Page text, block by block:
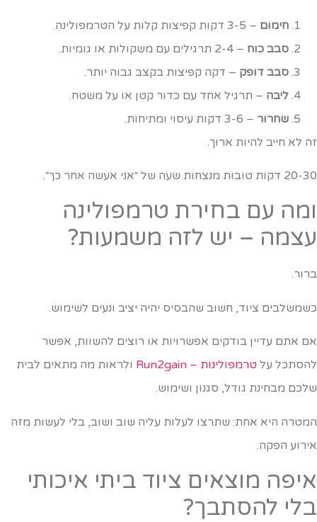
חימום– 3-5 דקות קפיצות קלות על הטרמפולינה.
סבב כוח– 2-4 תרגילים עם משקולות או גומיות.
סבב דופק– דקה קפיצות בקצב גבוה יותר.
ליבה– תרגיל אחד עם כדור קטן או על משטח.
שחרור– 3-6 דקות עיסוי ומתיחות.
לא חייב להיות ארוך.
טובות מנצחות שעה של ״אני אעשה אחר כך״.
עם בחירת טרמפולינה
– יש לזה משמעות?
ציוד, חשוב שהבסיס יהיה יציב ונעים לשימוש.
אתם עדיין בודקים אפשרויות או רוצים להשוות, אפשר
עלטרמפולינות – Run2gain
ולראות מה מתאים לבית
מבחינת גודל, סגנון ושימוש.
היא אחת: שתרצו לעלות עליה שוב ושוב, בלי לעשות מזה
הפקה.
מוצאים ציוד ביתי איכותי
להסתבך?